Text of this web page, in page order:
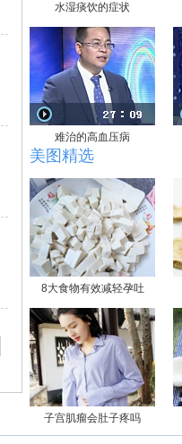
水湿痰饮的症状
难治的高血压病
美图精选
8大食物有效减轻孕吐
子宫肌瘤会肚子疼吗